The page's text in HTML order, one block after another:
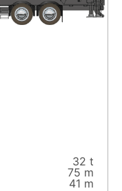
32 t
75 m
41 m